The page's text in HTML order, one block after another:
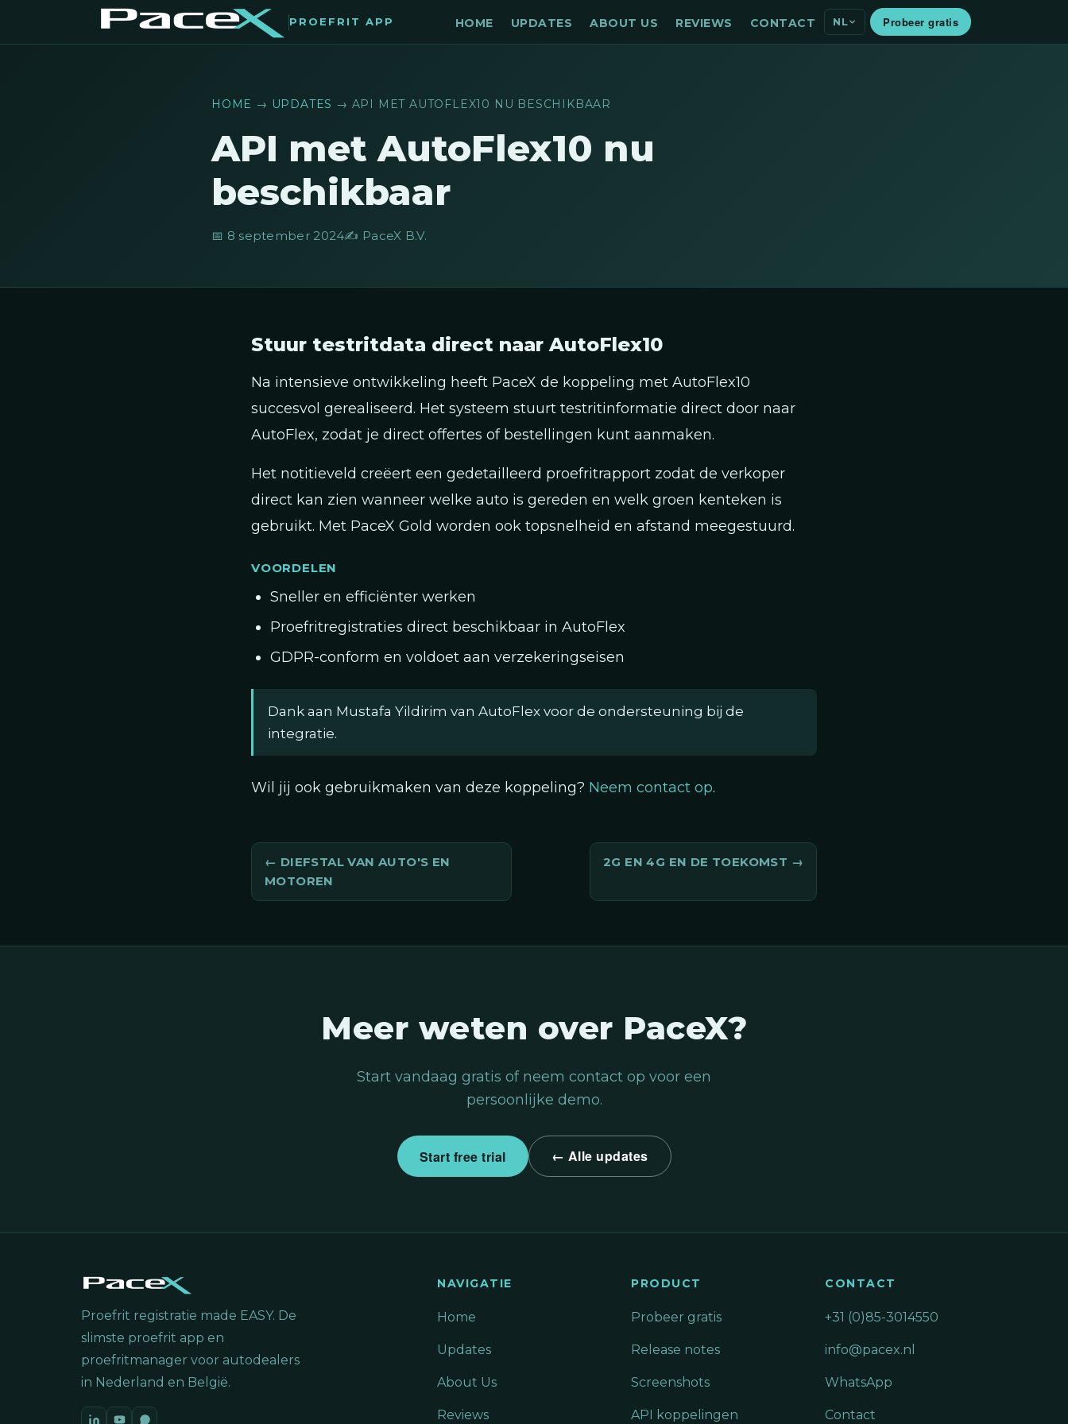
PROEFRIT APP HOME UPDATES ABOUT US REVIEWS CONTACT NL Probeer gratis
HOME → UPDATES → API MET AUTOFLEX10 NU BESCHIKBAAR
API met AutoFlex10 nu
beschikbaar
📅 8 september 2024✍️ PaceX B.V.
Stuur testritdata direct naar AutoFlex10
Na intensieve ontwikkeling heeft PaceX de koppeling met AutoFlex10
succesvol gerealiseerd. Het systeem stuurt testritinformatie direct door naar
AutoFlex, zodat je direct offertes of bestellingen kunt aanmaken.
Het notitieveld creëert een gedetailleerd proefritrapport zodat de verkoper
direct kan zien wanneer welke auto is gereden en welk groen kenteken is
gebruikt. Met PaceX Gold worden ook topsnelheid en afstand meegestuurd.
VOORDELEN
Sneller en efficiënter werken
Proefritregistraties direct beschikbaar in AutoFlex
GDPR-conform en voldoet aan verzekeringseisen
Dank aan Mustafa Yildirim van AutoFlex voor de ondersteuning bij de
integratie.
Wil jij ook gebruikmaken van deze koppeling? Neem contact op.
DIEFSTAL VAN AUTO'S EN
MOTOREN
2G EN 4G EN DE TOEKOMST
Meer weten over PaceX?
Start vandaag gratis of neem contact op voor een
persoonlijke demo.
Start free trial ← Alle updates
Proefrit registratie made EASY. De
slimste proefrit app en
proefritmanager voor autodealers
in Nederland en België.
NAVIGATIE
Home
Updates
About Us
Reviews
PRODUCT
Probeer gratis
Release notes
Screenshots
API koppelingen
CONTACT
+31 (0)85-3014550
info@pacex.nl
WhatsApp
Contact